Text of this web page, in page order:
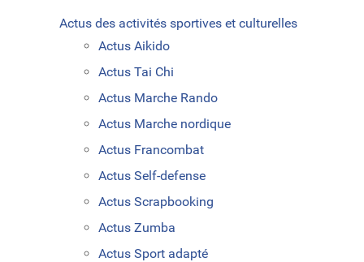
Actus des activités sportives et culturelles
Actus Aikido
Actus Tai Chi
Actus Marche Rando
Actus Marche nordique
Actus Francombat
Actus Self-defense
Actus Scrapbooking
Actus Zumba
Actus Sport adapté